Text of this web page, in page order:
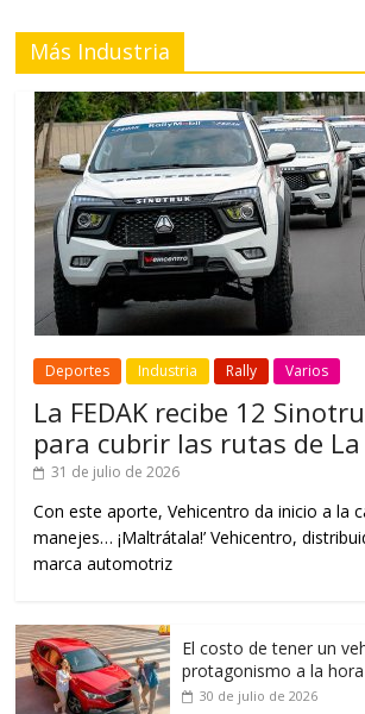
Más Industria
Deportes Industria Rally Varios
La FEDAK recibe 12
para cubrir las rutas de
31 de julio de 2026
Con este aporte, Vehicentro da inicio a la
manejes… ¡Maltrátala!’ Vehicentro,
marca automotriz
El costo de tener un
protagonismo a la
30 de julio de 2026